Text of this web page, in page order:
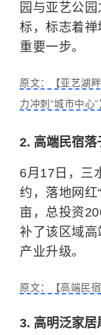
园与亚艺公
标，标志着禅
重要一步。
原文：【亚艺湖
力冲刺“城市中心”
2. 高端民宿落
6月17日，三
约，落地网红
亩，总投资
补了该区域
产业升级。
原文：【高端民
3. 高明泛家居